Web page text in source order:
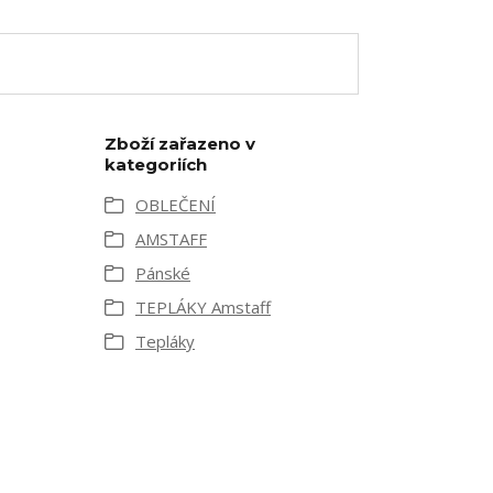
Zboží zařazeno v
kategoriích
OBLEČENÍ
AMSTAFF
Pánské
TEPLÁKY Amstaff
Tepláky